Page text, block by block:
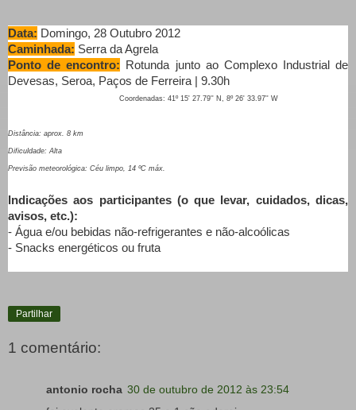
Data: Domingo, 28 Outubro 2012
Caminhada: Serra da Agrela
Ponto de encontro: Rotunda junto ao Complexo Industrial de
Devesas, Seroa, Paços de Ferreira | 9.30h
Coordenadas: 41º 15' 27.79'' N, 8º 26' 33.97'' W
Distância: aprox. 8 km
Dificuldade: Alta
Previsão meteorológica: Céu limpo, 14 ºC máx.
Indicações aos participantes (o que levar, cuidados, dicas,
avisos, etc.):
- Água e/ou bebidas não-refrigerantes e não-alcoólicas
- Snacks energéticos ou fruta
Partilhar
1 comentário:
antonio rocha 30 de outubro de 2012 às 23:54